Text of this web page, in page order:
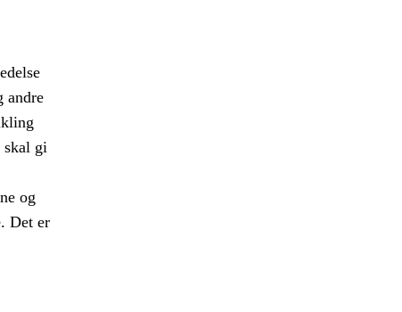
andre
skal gi
og
Det er